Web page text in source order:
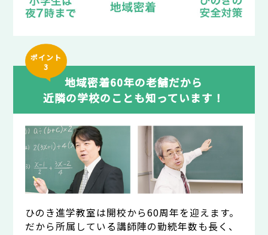
ポイント
3
地域密着60年の老舗だから
近隣の学校のことも知っています！
ひのき進学教室は開校から60周年を迎えます。
だから所属している講師陣の勤続年数も長く、